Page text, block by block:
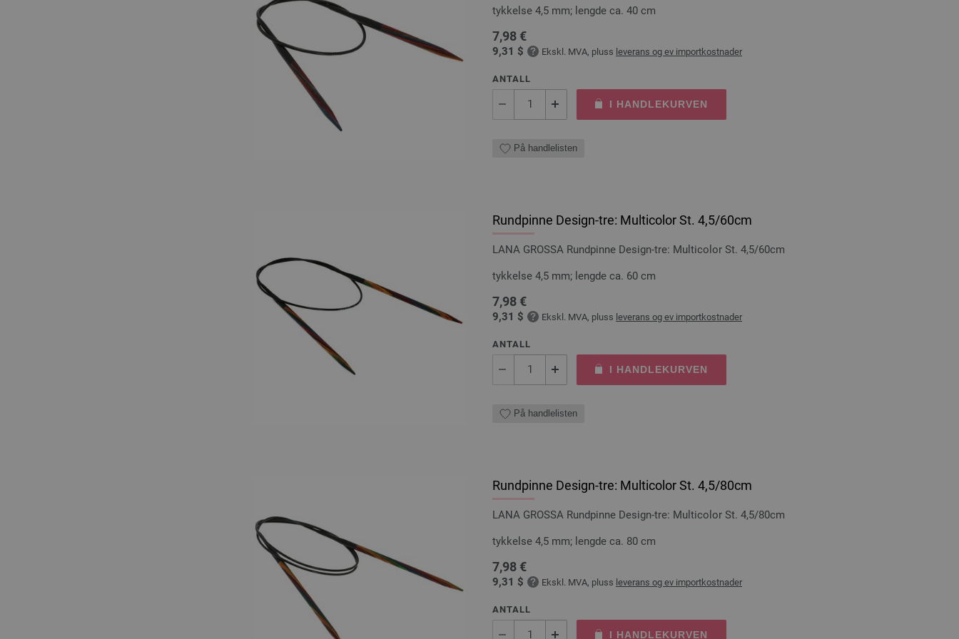
tykkelse 4,5 mm; lengde ca. 40 cm
7,98 €
9,31 $ Ekskl. MVA, pluss leverans og ev importkostnader
ANTALL
I HANDLEKURVEN
På handlelisten
Rundpinne Design-tre: Multicolor St. 4,5/60cm
LANA GROSSA Rundpinne Design-tre: Multicolor St. 4,5/60cm
tykkelse 4,5 mm; lengde ca. 60 cm
7,98 €
9,31 $ Ekskl. MVA, pluss leverans og ev importkostnader
ANTALL
I HANDLEKURVEN
På handlelisten
Rundpinne Design-tre: Multicolor St. 4,5/80cm
LANA GROSSA Rundpinne Design-tre: Multicolor St. 4,5/80cm
tykkelse 4,5 mm; lengde ca. 80 cm
7,98 €
9,31 $ Ekskl. MVA, pluss leverans og ev importkostnader
ANTALL
I HANDLEKURVEN